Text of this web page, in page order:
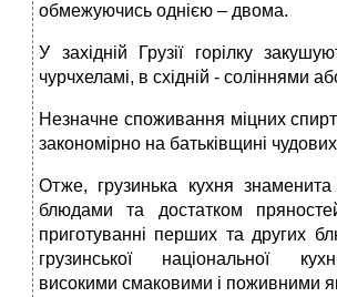
обмежуючись однією – двома.
У західній Грузії горілку
чурчхеламі, в східній - соліннями
Незначне споживання міцних
закономірно на батьківщині
Отже, грузинька кухня
блюдами та достатком
приготуванні перших та других
грузинської національної
високими смаковими і поживними